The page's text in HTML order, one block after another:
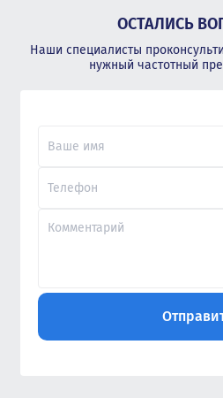
ОСТАЛИСЬ
Наши специалисты
нужный частотный